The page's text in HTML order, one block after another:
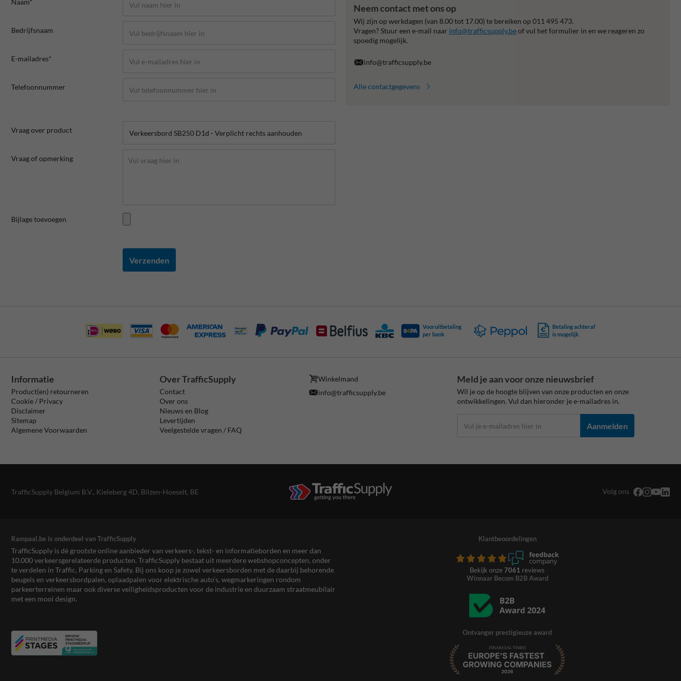
Naam*
Bedrijfsnaam
E-mailadres*
Telefoonnummer
Vraag over product
Vraag of opmerking
Bijlage toevoegen
Verzenden
Neem contact met ons op
Wij zijn op werkdagen (van 8.00 tot 17.00) te bereiken op 011 495 473.
Vragen? Stuur een e-mail naar info@trafficsupply.beof vul het formulier in en we reageren zo
spoedig mogelijk.
info@trafficsupply.be
Alle contactgegevens
Vooruitbetaling
per bank
Betaling achteraf
is mogelijk
Informatie
Product(en) retourneren
Cookie / Privacy
Disclaimer
Sitemap
Algemene Voorwaarden
Over TrafficSupply
Contact
Over ons
Nieuws en Blog
Levertijden
Veelgestelde vragen / FAQ
Winkelmand
info@trafficsupply.be
Meld je aan voor onze nieuwsbrief
Wil je op de hoogte blijven van onze producten en onze
ontwikkelingen. Vul dan hieronder je e-mailadres in.
Aanmelden
TrafficSupply Belgium B.V., Kieleberg 4D, Bilzen-Hoeselt, BE Volg ons
Rampaal.be is onderdeel van TrafficSupply
TrafficSupply is dé grootste online aanbieder van verkeers-, tekst- en informatieborden en meer dan
10.000 verkeersgerelateerde producten. TrafficSupply bestaat uit meerdere webshopconcepten, onder
te verdelen in Traffic, Parking en Safety. Bij ons koop je zowel verkeersborden met de daarbij behorende
beugels en verkeersbordpalen, oplaadpalen voor elektrische auto’s, wegmarkeringen rondom
parkeerterreinen maar ook diverse veiligheidsproducten voor de industrie en duurzaam straatmeubilair
met een mooi design.
Klantbeoordelingen
Bekijk onze 7061 reviews
Winnaar Becom B2B Award
Ontvanger prestigieuze award